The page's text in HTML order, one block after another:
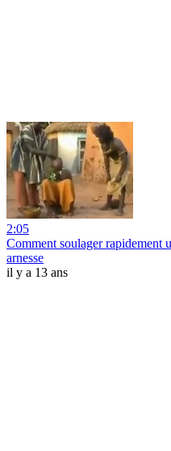
2:05
Comment soulager rapidement
arnesse
il y a 13 ans